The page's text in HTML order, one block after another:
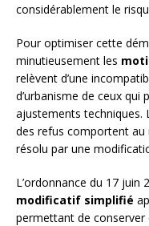
considérablement le
Pour optimiser cette
minutieusement les
relèvent d’une
d’urbanisme de ceux
ajustements techniques.
des refus comportent au
résolu par une
L’ordonnance du 17 juin
modificatif simplifié
permettant de conserver